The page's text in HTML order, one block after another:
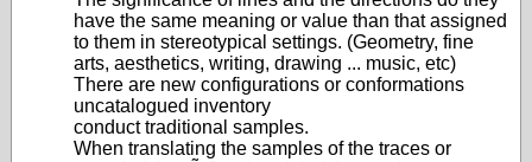
have the same meaning or value than that assigned
to them in stereotypical settings. (Geometry, fine
arts, aesthetics, writing, drawing ... music, etc)
There are new configurations or conformations
uncatalogued inventory
conduct traditional samples.
When translating the samples of the traces or